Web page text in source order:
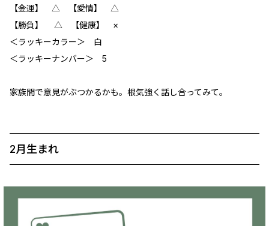
【金運】 △ 【愛情】 △
【勝負】 △ 【健康】 ×
＜ラッキーカラー＞ 白
＜ラッキーナンバー＞ 5
家族間で意見がぶつかるかも。根気強く話し合ってみて。
2月生まれ